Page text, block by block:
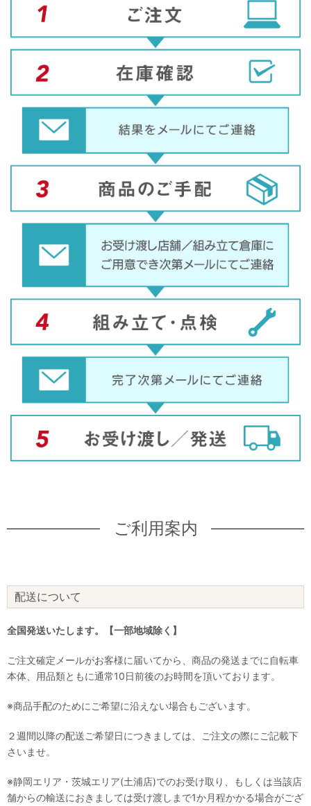
ご利用案内
配送について
全国発送いたします。【一部地域除く】
ご注文確定メールがお客様に届いてから、商品の発送までに自転車
本体、用品類ともに通常10日前後のお時間を頂いております。
※商品手配のためにご希望に沿えない場合もございます。
２週間以降の配送ご希望日につきましては、ご注文の際にご記載下
さいませ。
※静岡エリア・茨城エリア(土浦店)でのお受け取り、もしくは当該店
舗からの輸送におきましては受け渡しまで1か月程かかる場合がござ